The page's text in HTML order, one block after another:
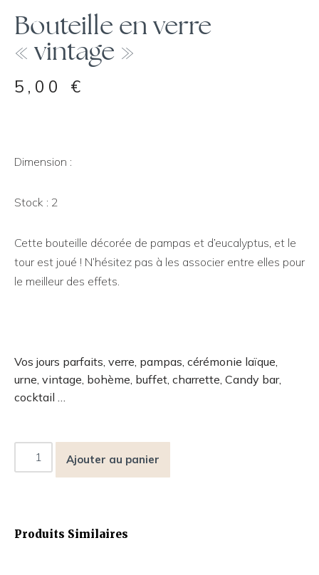
Bouteille en verre
« vintage »
5,00 €
Dimension :
Stock : 2
Cette bouteille décorée de pampas et d’eucalyptus, et le
tour est joué ! N’hésitez pas à les associer entre elles pour
le meilleur des effets.
Vos jours parfaits, verre, pampas, cérémonie laïque,
urne, vintage, bohème, buffet, charrette, Candy bar,
cocktail …
Ajouter au panier
Produits Similaires